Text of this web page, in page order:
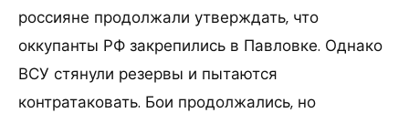
россияне продолжали утверждать, что
оккупанты РФ закрепились в Павловке. Однако
ВСУ стянули резервы и пытаются
контратаковать. Бои продолжались, но